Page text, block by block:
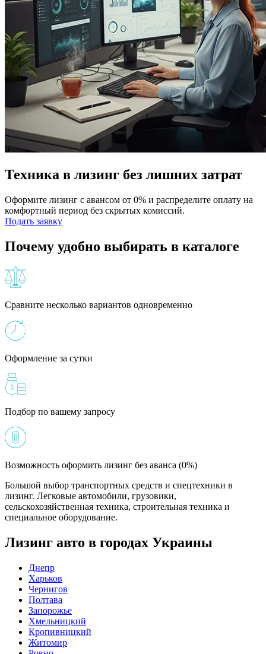
Техника в лизинг без лишних затрат
Оформите лизинг с авансом от 0% и распределите оплату на
комфортный период без скрытых комиссий.
Подать заявку
Почему удобно выбирать в каталоге
Сравните несколько вариантов одновременно
Оформление за сутки
Подбор по вашему запросу
Возможность оформить лизинг без аванса (0%)
Большой выбор транспортных средств и спецтехники в
лизинг. Легковые автомобили, грузовики,
сельскохозяйственная техника, строительная техника и
специальное оборудование.
Лизинг авто в городах Украины
Днепр
Харьков
Чернигов
Полтава
Запорожье
Хмельницкий
Кропивницкий
Житомир